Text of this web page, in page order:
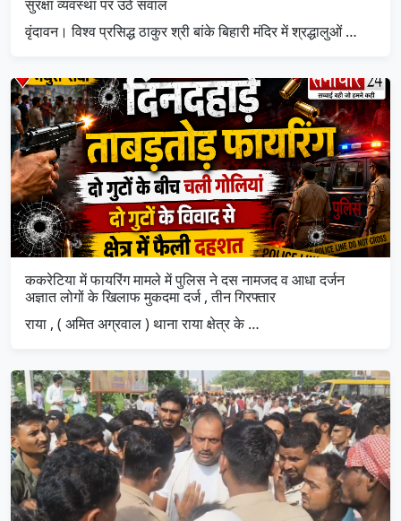
सुरक्षा व्यवस्था पर उठे सवाल
वृंदावन। विश्व प्रसिद्ध ठाकुर श्री बांके बिहारी मंदिर में श्रद्धालुओं …
ककरेटिया में फायरिंग मामले में पुलिस ने दस नामजद व आधा दर्जन
अज्ञात लोगों के खिलाफ मुकदमा दर्ज , तीन गिरफ्तार
राया , ( अमित अग्रवाल ) थाना राया क्षेत्र के …